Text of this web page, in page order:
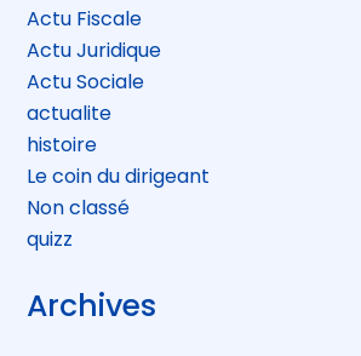
Actu Fiscale
Actu Juridique
Actu Sociale
actualite
histoire
Le coin du dirigeant
Non classé
quizz
Archives